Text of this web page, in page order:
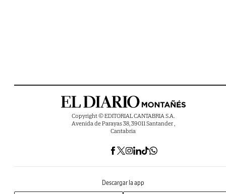
Copyright © EDITORIAL CANTABRIA S.A.
Avenida de Parayas 38, 39011 Santander ,
Cantabria
Descargar la app